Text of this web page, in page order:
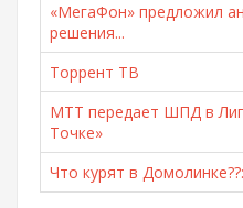
«МегаФон» предложил
решения...
Торрент ТВ
МТТ передает ШПД в
Точке»
Что курят в